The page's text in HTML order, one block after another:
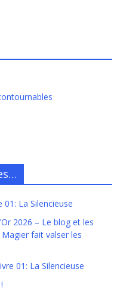
La Silencieuse
2026 – Le blog et les
fait valser les
01: La Silencieuse